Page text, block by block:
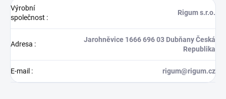
Výrobní
společnost :
Rigum s.r.o.
Adresa :
Jarohněvice 1666 696 03 Dubňany Česká
Republika
E-mail : rigum@rigum.cz